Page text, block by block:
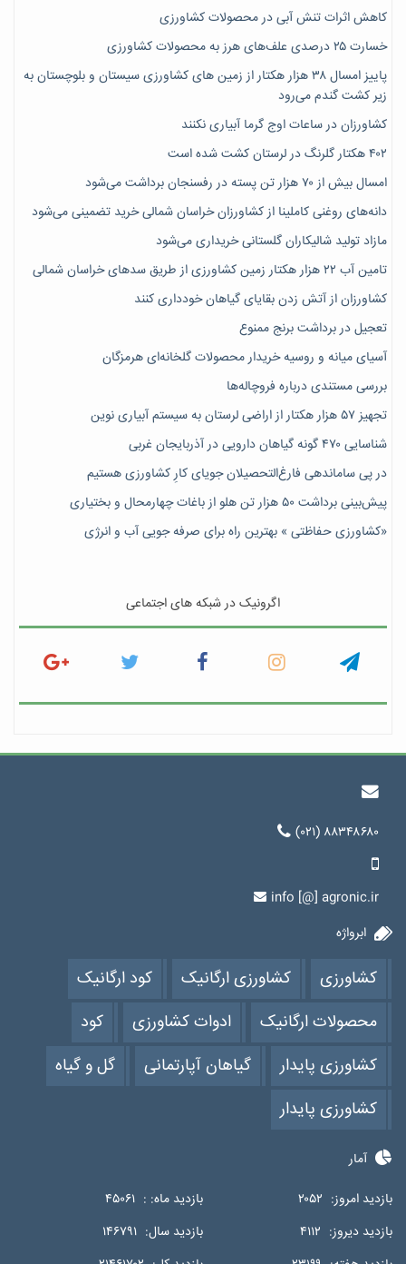
کاهش اثرات تنش آبی در محصولات کشاورزی
خسارت ۲۵ درصدی علف‌های هرز به محصولات کشاورزی
پاییز امسال ۳۸ هزار هکتار از زمین های کشاورزی سیستان و بلوچستان به
زیر کشت گندم می‌رود
کشاورزان در ساعات اوج گرما آبیاری نکنند
۴۰۲ هکتار گلرنگ در لرستان کشت شده است
امسال بیش از ۷۰ هزار تن پسته در رفسنجان برداشت می‌شود
دانه‌های روغنی کاملینا از کشاورزان خراسان شمالی خرید تضمینی می‌شود
مازاد تولید شالیکاران گلستانی خریداری می‌شود
تامین آب ۲۲ هزار هکتار زمین کشاورزی از طریق سدهای خراسان شمالی
کشاورزان از آتش زدن بقایای گیاهان خودداری کنند
تعجیل در برداشت برنج ممنوع
آسیای میانه و روسیه خریدار محصولات گلخانه‌ای هرمزگان
بررسی مستندی درباره فروچاله‌ها
تجهیز ۵۷ هزار هکتار از اراضی لرستان به سیستم آبیاری نوین
شناسایی ۴۷٠ گونه گیاهان دارویی در آذربایجان غربی
در پی ساماندهی فارغ‌التحصیلان جویای کارِ کشاورزی هستیم
پیش‎‌بینی برداشت ۵۰ هزار تن هلو از باغات چهارمحال و بختیاری
«کشاورزی حفاظتی » بهترین راه برای صرفه جویی آب و انرژی
اگرونیک در شبکه های اجتماعی
(۰۲۱) ۸۸۳۴۸۶۸۰
info [@] agronic.ir
ابرواژه
کشاورزی کشاورزی ارگانیک
کود ارگانیک
محصولات ارگانیک
ادوات کشاورزی
کود
کشاورزی پایدار
گیاهان آپارتمانی
گل و گیاه
کشاورزی پایدار
آمار
بازدید امروز: ۲۰۵۲ بازدید ماه: : ۴۵۰۶۱
بازدید دیروز: ۴۱۱۲ بازدید سال: ۱۴۶۷۹۱